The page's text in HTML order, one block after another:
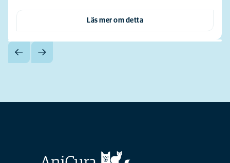
Läs mer om detta